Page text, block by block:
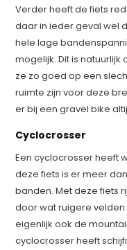
Verder heeft de fiets
daar in ieder geval wel
hele lage
mogelijk. Dit is
ze zo goed op een
ruimte zijn voor deze
er bij een gravel bike
Cyclocrosser
Een cyclocrosser heeft
deze fiets is er meer
banden. Met deze fiets
door wat ruigere
eigenlijk ook de
cyclocrosser heeft